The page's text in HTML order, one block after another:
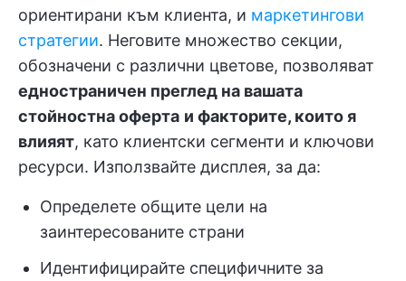
ориентирани към клиента, и маркетингови
стратегии. Неговите множество секции,
обозначени с различни цветове, позволяват
едностраничен преглед на вашата
стойностна оферта и факторите, които я
влияят, като клиентски сегменти и ключови
ресурси. Използвайте дисплея, за да:
Определете общите цели на
заинтересованите страни
Идентифицирайте специфичните за